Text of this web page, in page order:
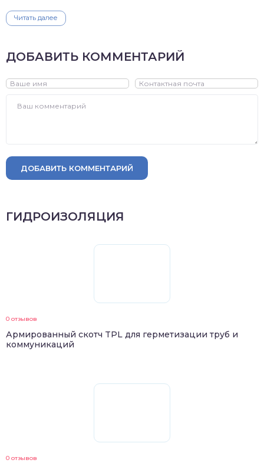
Читать далее
ДОБАВИТЬ КОММЕНТАРИЙ
ДОБАВИТЬ КОММЕНТАРИЙ
ГИДРОИЗОЛЯЦИЯ
0 отзывов
Армированный скотч TPL для герметизации труб и
коммуникаций
0 отзывов